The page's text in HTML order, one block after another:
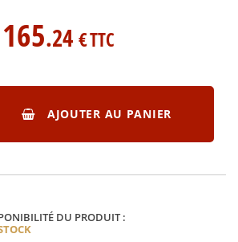
DU PRODUIT :
165.24 €TTC
AJOUTER AU PANIER